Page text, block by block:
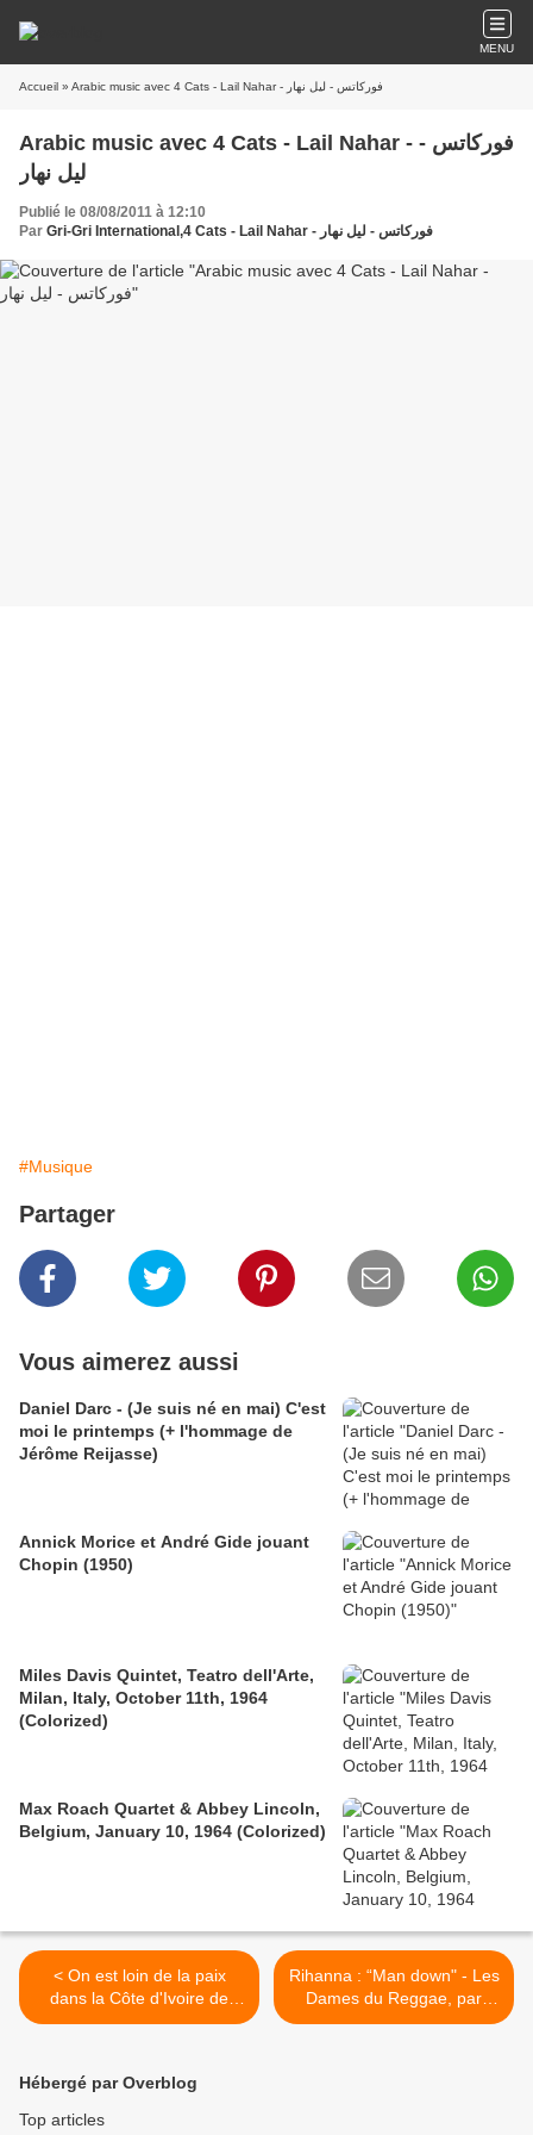
MENU
Accueil » Arabic music avec 4 Cats - Lail Nahar - فوركاتس - ليل نهار
Arabic music avec 4 Cats - Lail Nahar - فوركاتس -
ليل نهار
Publié le 08/08/2011 à 12:10
Par
Gri-Gri International,4 Cats - Lail Nahar - فوركاتس - ليل نهار
#Musique
Partager
Vous aimerez aussi
Daniel Darc - (Je suis né en mai) C'est
moi le printemps (+ l'hommage de
Jérôme Reijasse)
Annick Morice et André Gide jouant
Chopin (1950)
Miles Davis Quintet, Teatro dell'Arte,
Milan, Italy, October 11th, 1964
(Colorized)
Max Roach Quartet & Abbey Lincoln,
Belgium, January 10, 1964 (Colorized)
< On est loin de la paix
dans la Côte d'Ivoire de
Ouattara - Gilles Yabi -
Rihanna : “Man down" - Les
Dames du Reggae, par
Princess Erika >
Hébergé par Overblog
Top articles